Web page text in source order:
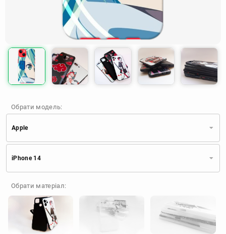
Обрати модель:
Apple
Apple
Huawei
TECNO
Google
Doogee
Infinix
Sony
Motorola
iPhone 14
Обрати матеріал: